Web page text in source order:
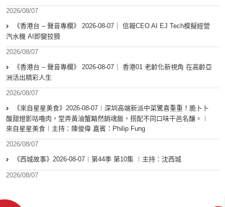
2026/08/07
《香港台 – 聲音專欄》 2026-08-07｜ 信報CEO AI EJ Tech模擬經營
汽水機 AI即變狡猾
2026/08/07
《香港台 – 聲音專欄》 2026-08-07｜ 香港01 老齡化新視角 在高齡亞
洲活出精彩人生
2026/08/07
《來自星星美食》2026-08-07︱深圳高端新派中菜驚喜重重！脆卜卜
酸甜燈影咕嚕肉，堂弄黃油蟹黯然銷魂飯，搭配不同口味干邑名釀。︱
來自星星美食︱主持：陳俊偉 嘉賓：Philip Fung
2026/08/07
《西城故事》2026-08-07︱第44季 第10集 ︱主持：沈西城
2026/08/07